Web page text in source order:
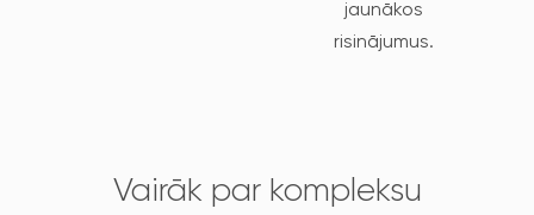
jaunākos
risinājumus.
Vairāk par kompleksu